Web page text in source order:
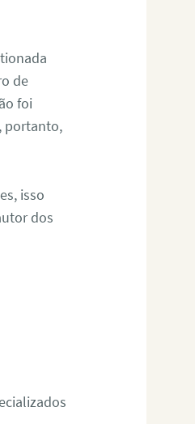
de
foi
portanto,
isso
dos